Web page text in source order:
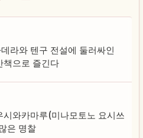
라와 텐구 전설에 둘러싸인
책으로 즐긴다
와카마루(미나모토노 요시쓰
은 명찰